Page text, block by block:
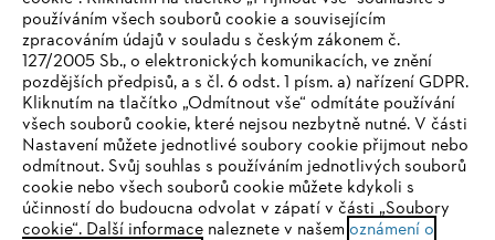
STIHL FAQ
Služby
IHR BROWSER WIRD NICHT
UNTERSTÜTZT
Sie nutzen einen Browser, den wir noch nicht unterstützen. Für
eine optimale Nutzung unserer Seite empfehlen wir Ihnen, zu
používáním všech souborů cookie a souvisejícím
zpracováním údajů v souladu s českým zákonem č.
127/2005 Sb., o elektronických komunikacích, ve znění
pozdějších předpisů, a s čl. 6 odst. 1 písm. a) nařízení GDPR.
Kliknutím na tlačítko „Odmítnout vše“ odmítáte používání
všech souborů cookie, které nejsou nezbytně nutné. V části
Nastavení můžete jednotlivé soubory cookie přijmout nebo
odmítnout. Svůj souhlas s používáním jednotlivých souborů
cookie nebo všech souborů cookie můžete kdykoli s
účinností do budoucna odvolat v zápatí v části „Soubory
cookie“. Další informace naleznete v našem oznámení o